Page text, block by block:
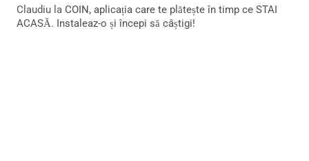
Claudiu la COIN, aplicația care te plătește în timp ce STAI
ACASĂ. Instaleaz-o și începi să câștigi!